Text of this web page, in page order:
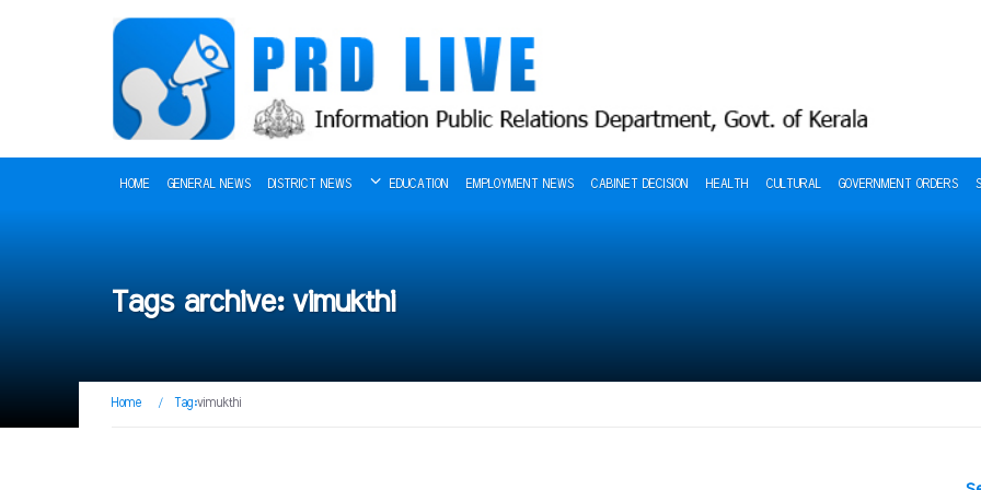
HOME GENERAL NEWS DISTRICT NEWS EDUCATION EMPLOYMENT NEWS CABINET DECISION HEALTH CULTURAL GOVERNMENT ORDERS
Tags archive: vimukthi
Home / Tag:vimukthi